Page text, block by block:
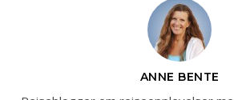
ANNE BENTE